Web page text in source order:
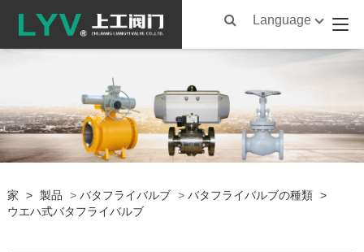
Language
家 > 製品 > バタフライバルブ > バタフライバルブの種類 >
ウエハ式バタフライバルブ